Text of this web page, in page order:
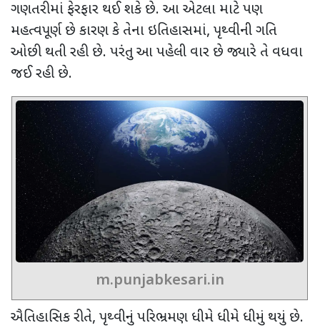
ગણતરીમાં ફેરફાર થઈ શકે છે. આ એટલા માટે પણ
મહત્વપૂર્ણ છે કારણ કે તેના ઇતિહાસમાં, પૃથ્વીની ગતિ
ઓછી થતી રહી છે. પરંતુ આ પહેલી વાર છે જ્યારે તે વધવા
જઈ રહી છે.
m.punjabkesari.in
ઐતિહાસિક રીતે, પૃથ્વીનું પરિભ્રમણ ધીમે ધીમે ધીમું થયું છે.